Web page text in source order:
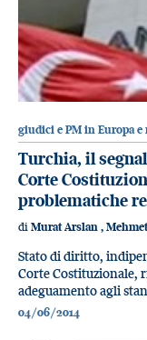
giudici e PM in Europa e
Turchia, il
Corte
problematiche
di Murat Arslan ,
Stato di diritto,
Corte Costituzionale,
adeguamento agli
04/06/2014